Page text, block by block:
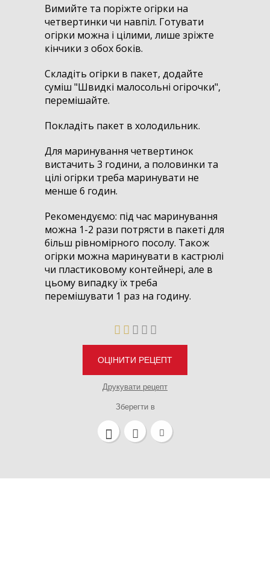
Вимийте та поріжте огірки на
четвертинки чи навпіл. Готувати
огірки можна і цілими, лише зріжте
кінчики з обох боків.
Складіть огірки в пакет, додайте
суміш "Швидкі малосольні огірочки",
перемішайте.
Покладіть пакет в холодильник.
Для маринування четвертинок
вистачить 3 години, а половинки та
цілі огірки треба маринувати не
менше 6 годин.
Рекомендуємо: під час маринування
можна 1-2 рази потрясти в пакеті для
більш рівномірного посолу. Також
огірки можна маринувати в кастрюлі
чи пластиковому контейнері, але в
цьому випадку їх треба
перемішувати 1 раз на годину.
ОЦІНИТИ РЕЦЕПТ
Друкувати рецепт
Зберегти в